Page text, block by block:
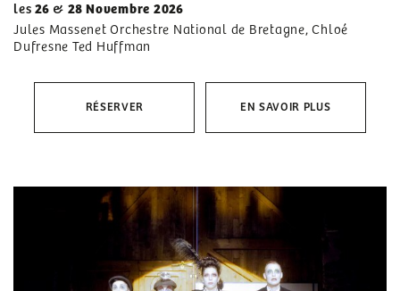
les 26 & 28 Novembre 2026
Jules Massenet Orchestre National de Bretagne, Chloé
Dufresne Ted Huffman
RÉSERVER EN SAVOIR PLUS